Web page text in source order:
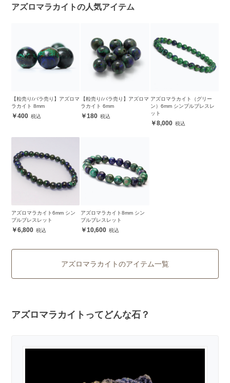
アズロマラカイトの人気アイテム
【粒売り/バラ売り】アズロマ
ラカイト 8mm
400
【粒売り/バラ売り】アズロマ
ラカイト 6mm
180
アズロマラカイト（グリー
ン）6mm シンプルブレスレ
ット
8,000
アズロマラカイト6mm シン
プルブレスレット
6,800
アズロマラカイト8mm シン
プルブレスレット
10,600
アズロマラカイトのアイテム一覧
アズロマラカイトってどんな石？